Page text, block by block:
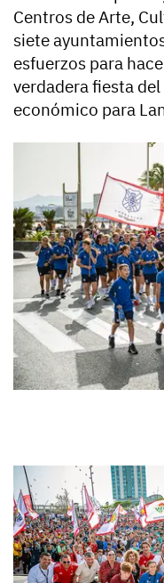
Centros de Arte,
siete
esfuerzos para
verdadera fiesta
económico para